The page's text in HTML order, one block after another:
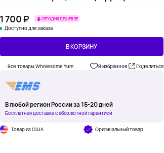
1 700 ₽
СЕГОДНЯ ДЕШЕВЛЕ
Доступно для заказа
В КОРЗИНУ
Все товары Wholesome Yum В избранное Поделиться
В любой регион России за 15-20 дней
Бесплатная доставка с абсолютной гарантией
Товар из США Оригинальный товар